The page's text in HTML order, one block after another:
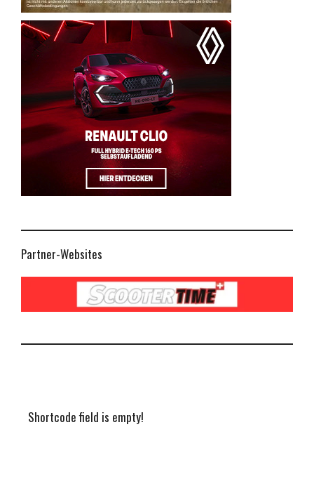
Partner-Websites
Shortcode field is empty!